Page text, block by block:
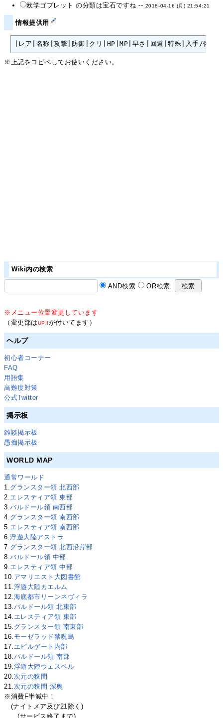
欧学ゴブレット の分類は宝石ですね -- 2018-04-16 (月) 21:54:21
情報提供用
|レア|名称|攻撃|防御|クリ|HP|MP|早さ|回避|特殊|入手/備考|
※上記をコピペしてお使いください。
Wiki内の検索
AND検索 OR検索
※メニュー位置変更しています
（変更部はUP!!が付いてます）
ヘルプ
初心者コーナー
FAQ
用語集
高難度対策
公式Twitter
掲示板
雑談掲示板
愚痴掲示板
WORLD MAP
通常ワールド
1.グランスター領 北西部
2.エレスティア領 東部
3.バルドール領 南西部
4.グランスター領 南西部
5.エレスティア領 南西部
6.浮遊大陸アストラ
7.グランスター領 北西沿岸部
8.バルドール領 中部
9.エレスティア領 中部
10. アマリエスト大図書館
11.浮遊大陸カエルム
12.海底都市リーンネヴィラ
13.バルドール領 北東部
14. エレスティア領 東部
15. グランスター領 南東部
16. モーゼラッド禁呪島
17. エビルゲート内部
18.バルドール領 南部
19.浮遊大陸ウェスペル
20.次元の狭間
21.次元の狭間 深奥
※消費F半減中！
(ナイトメア及び21除く)
(サービス終了まで)